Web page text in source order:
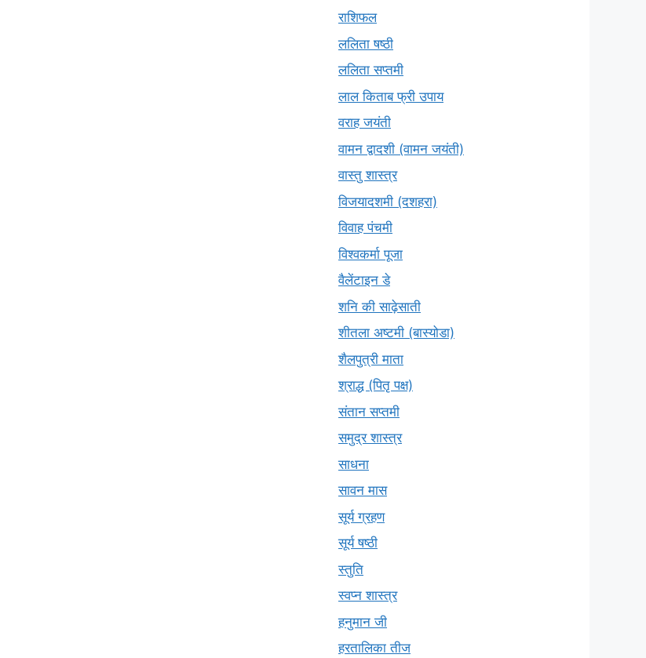
राशिफल
ललिता षष्ठी
ललिता सप्तमी
लाल किताब फ्री उपाय
वराह जयंती
वामन द्वादशी (वामन जयंती)
वास्तु शास्त्र
विजयादशमी (दशहरा)
विवाह पंचमी
विश्वकर्मा पूजा
वैलेंटाइन डे
शनि की साढ़ेसाती
शीतला अष्टमी (बास्योडा)
शैलपुत्री माता
श्राद्ध (पितृ पक्ष)
संतान सप्तमी
समुद्र शास्त्र
साधना
सावन मास
सूर्य ग्रहण
सूर्य षष्ठी
स्तुति
स्वप्न शास्त्र
हनुमान जी
हरतालिका तीज